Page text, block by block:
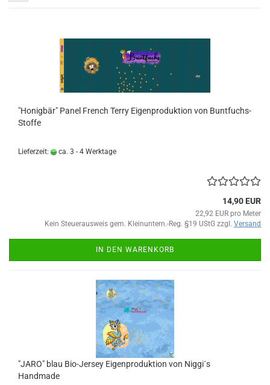
"Honigbär" Panel French Terry Eigenproduktion von Buntfuchs-
Stoffe
Lieferzeit: ca. 3 - 4 Werktage
14,90 EUR
22,92 EUR pro Meter
Kein Steuerausweis gem. Kleinuntern.-Reg. §19 UStG zzgl. Versand
IN DEN WARENKORB
"JARO" blau Bio-Jersey Eigenproduktion von Niggi´s
Handmade